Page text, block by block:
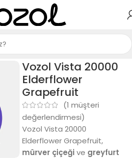
Vozol Vista 20000
Elderflower
Grapefruit
(1 müşteri
değerlendirmesi)
Vozol Vista 20000
Elderflower Grapefruit,
mürver çiçeği ve greyfurt